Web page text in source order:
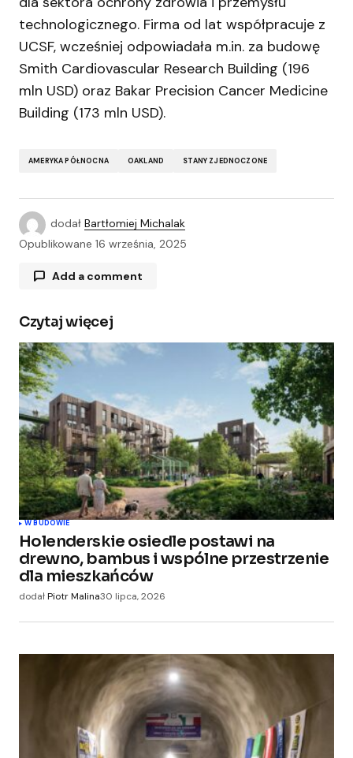
technologicznego. Firma od lat współpracuje z
UCSF, wcześniej odpowiadała m.in. za budowę
Smith Cardiovascular Research Building (196
mln USD) oraz Bakar Precision Cancer Medicine
Building (173 mln USD).
AMERYKA PÓŁNOCNA OAKLAND STANY ZJEDNOCZONE
dodał Bartłomiej Michalak
Opublikowane 16 września, 2025
Add a comment
Twój adres e-mail nie zostanie opublikowany.
Wymagane pola są oznaczone
Comment*
Your Name*
Your E-mail*
Zapamiętaj moje dane w tej przeglądarce
podczas pisania kolejnych komentarzy.
Submit Comment
Czytaj więcej
W BUDOWIE
Holenderskie osiedle postawi na
drewno, bambus i wspólne przestrzenie
dla mieszkańców
dodałPiotr Malina30 lipca, 2026